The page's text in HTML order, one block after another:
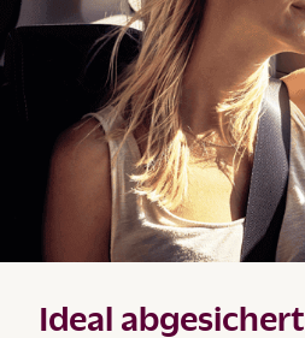
Ideal abgesichert